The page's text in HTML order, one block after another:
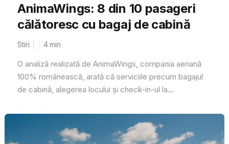
AnimaWings: 8 din 10 pasageri
călătoresc cu bagaj de cabină
Stiri 4min
O analiză realizată de AnimaWings, compania aeriană
100% românească, arată că serviciile precum bagajul
de cabină, alegerea locului și check-in-ul la...